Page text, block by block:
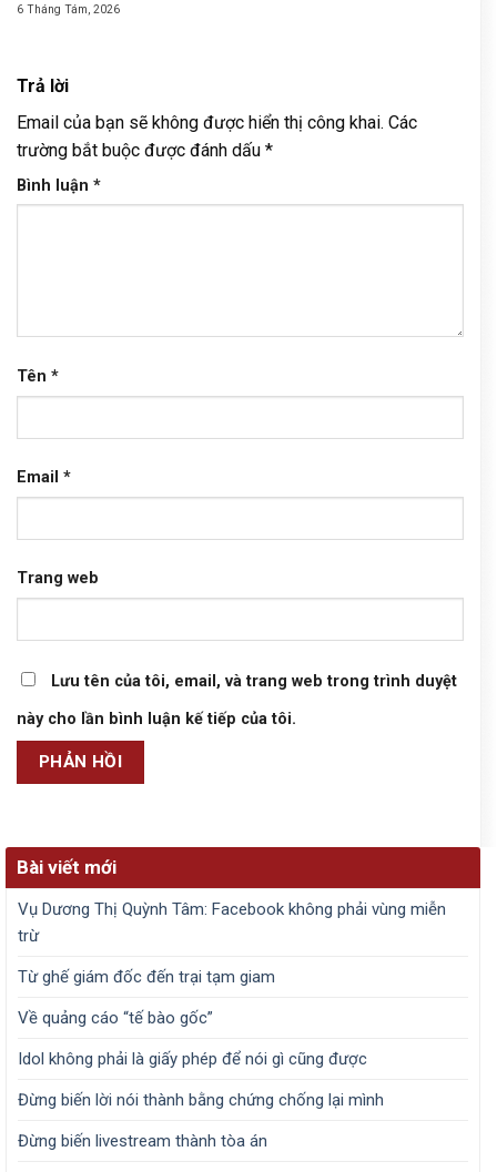
6 Tháng Tám, 2026
Trả lời
Email của bạn sẽ không được hiển thị công khai. Các
trường bắt buộc được đánh dấu *
Bình luận *
Tên *
Email *
Trang web
Lưu tên của tôi, email, và trang web trong trình duyệt
này cho lần bình luận kế tiếp của tôi.
Bài viết mới
Vụ Dương Thị Quỳnh Tâm: Facebook không phải vùng miễn
trừ
Từ ghế giám đốc đến trại tạm giam
Về quảng cáo “tế bào gốc”
Idol không phải là giấy phép để nói gì cũng được
Đừng biến lời nói thành bằng chứng chống lại mình
Đừng biến livestream thành tòa án